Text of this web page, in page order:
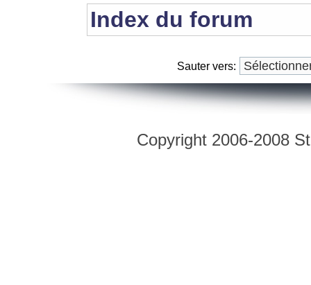
Index du forum
Sauter vers:
Copyright 2006-2008